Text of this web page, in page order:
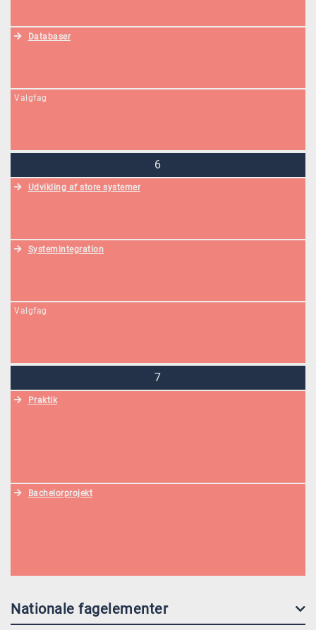
Databaser
Valgfag
6
Udvikling af store systemer
Systemintegration
Valgfag
7
Praktik
Bachelorprojekt
Nationale fagelementer